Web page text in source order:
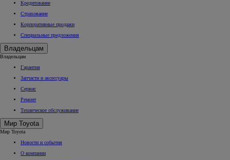
Кредитование
Страхование
Корпоративные продажи
Специальные предложения
Владельцам
Владельцам
Гарантия
Запчасти и аксессуары
Сервис
Ремонт
Техническое обслуживание
Мир Toyota
Мир Toyota
Новости и события
О компании